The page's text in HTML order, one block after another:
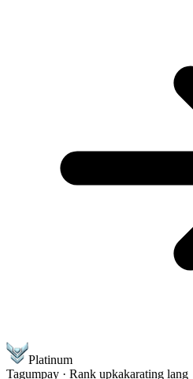
Platinum
Tagumpay · Rank upkakarating lang